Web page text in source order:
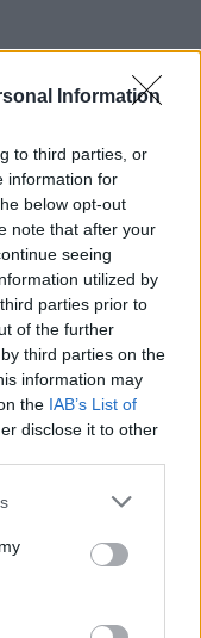
Information
to third parties, or
information for
below opt-out
note that after your
seeing
utilized by
parties prior to
of the further
third parties on the
information may
the IAB’s List of
disclose it to other
or more Google
You may click to
party tags to
in below Google
του
Τι απαντά ο δρ